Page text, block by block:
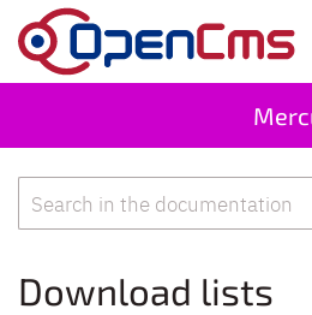
Skip to content
Download lists
Search